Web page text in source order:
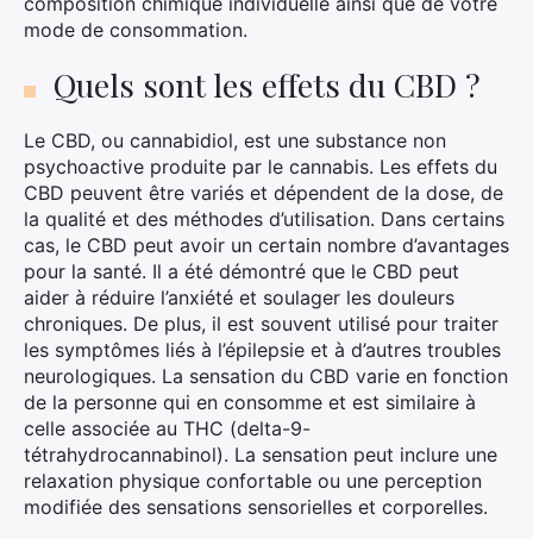
mode de consommation.
Quels sont les effets du CBD ?
Le CBD, ou cannabidiol, est une substance non
psychoactive produite par le cannabis. Les effets du
CBD peuvent être variés et dépendent de la dose, de
la qualité et des méthodes d’utilisation. Dans certains
cas, le CBD peut avoir un certain nombre d’avantages
pour la santé. Il a été démontré que le CBD peut
aider à réduire l’anxiété et soulager les douleurs
chroniques. De plus, il est souvent utilisé pour traiter
les symptômes liés à l’épilepsie et à d’autres troubles
neurologiques. La sensation du CBD varie en fonction
de la personne qui en consomme et est similaire à
celle associée au THC (delta-9-
tétrahydrocannabinol). La sensation peut inclure une
relaxation physique confortable ou une perception
modifiée des sensations sensorielles et corporelles.